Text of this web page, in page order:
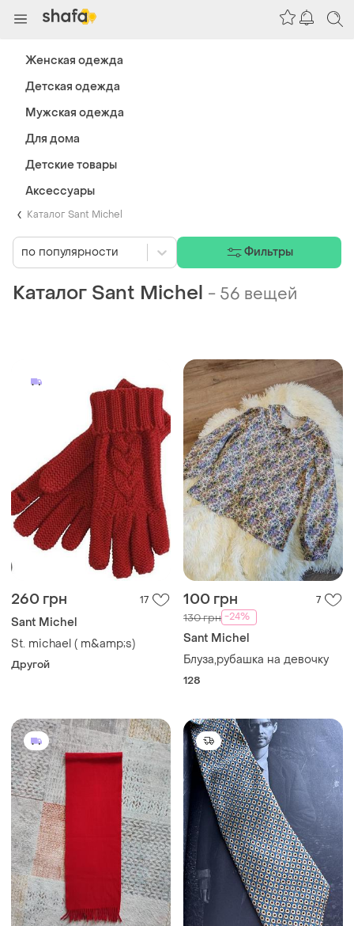
Каталог Sant Michel
Каталог Sant Michel - 56 вещей
260 грн 17
Sant Michel
St. michael ( m&amp;s)
Другой
100 грн 7
130 грн -24%
Sant Michel
Блуза,рубашка на девочку
128
по популярности Фильтры
Женская одежда
Детская одежда
Мужская одежда
Для дома
Детские товары
Аксессуары